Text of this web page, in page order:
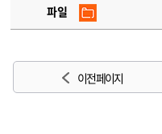
파일
이전 페이지